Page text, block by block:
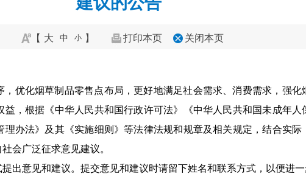
【 大 中 小 】 打印本页 关闭本页
优化烟草制品零售点布局，更好地满足社会需求、消费需求，强
，根据《中华人民共和国行政许可法》《中华人民共和国未成年
办法》及其《实施细则》等法律法规和规章及相关规定，结合实
会广泛征求意见建议。
出意见和建议。提交意见和建议时请留下姓名和联系方式，以便进一